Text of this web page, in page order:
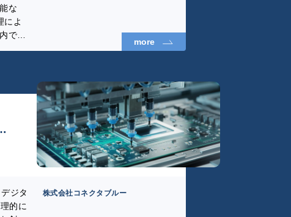
な
によ
での
more
ジタ
的に
株式会社コネクタブルー